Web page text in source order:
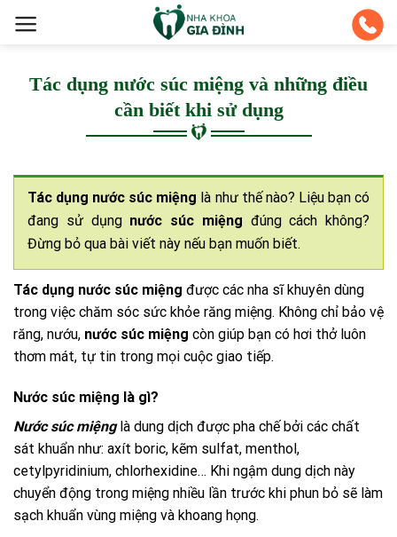
Tác dụng nước súc miệng và những điều
cần biết khi sử dụng
Tác dụng nước súc miệng là như thế nào? Liệu bạn có
đang sử dụng nước súc miệng đúng cách không?
Đừng bỏ qua bài viết này nếu bạn muốn biết.
Tác dụng nước súc miệng được các nha sĩ khuyên dùng
trong việc chăm sóc sức khỏe răng miệng. Không chỉ bảo vệ
răng, nướu, nước súc miệng còn giúp bạn có hơi thở luôn
thơm mát, tự tin trong mọi cuộc giao tiếp.
Nước súc miệng là gì?
Nước súc miệnglà dung dịch được pha chế bởi các chất
sát khuẩn như: axít boric, kẽm sulfat, menthol,
cetylpyridinium, chlorhexidine… Khi ngậm dung dịch này
chuyển động trong miệng nhiều lần trước khi phun bỏ sẽ làm
sạch khuẩn vùng miệng và khoang họng.